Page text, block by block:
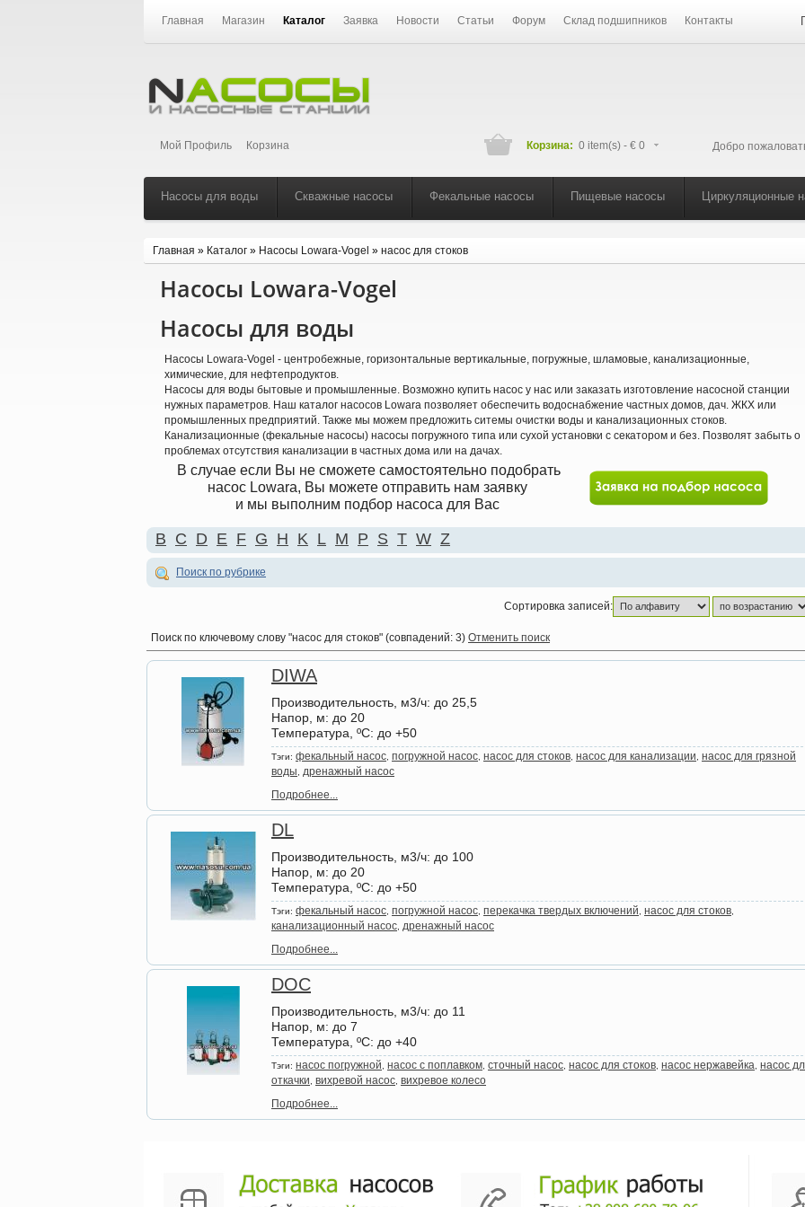
Главная Магазин Каталог Заявка Новости Статьи Форум Склад подшипников Контакты
Мой Профиль Корзина Добро
Корзина: 0 item(s) - € 0
Насосы для воды Скважные насосы Фекальные насосы Пищевые насосы Циркуляционные
Главная » Каталог » Насосы Lowara-Vogel » насос для стоков
Насосы Lowara-Vogel
Насосы для воды
Насосы Lowara-Vogel - центробежные, горизонтальные вертикальные, погружные, шламовые, канализационные,
химические, для нефтепродуктов.
Насосы для воды бытовые и промышленные. Возможно купить насос у нас или заказать изготовление насосной станции
нужных параметров. Наш каталог насосов Lowara позволяет обеспечить водоснабжение частных домов, дач. ЖКХ или
промышленных предприятий. Также мы можем предложить ситемы очистки воды и канализационных стоков.
Канализационные (фекальные насосы) насосы погружного типа или сухой установки с секатором и без. Позволят забыть о
проблемах отсутствия канализации в частных дома или на дачах.
В случае если Вы не сможете самостоятельно подобрать
насос Lowara, Вы можете отправить нам заявку
и мы выполним подбор насоса для Вас
B C D E F G H K L M P S T W Z
Поиск по рубрике
Сортировка записей:
Поиск по ключевому слову "насос для стоков" (совпадений: 3) Отменить поиск
DIWA
Производительность, м3/ч: до 25,5
Напор, м: до 20
Температура, ºС: до +50
Тэги: фекальный насос погружной насос насос для стоков насос для канализации насос для грязной
воды дренажный насос
Подробнее...
DL
Производительность, м3/ч: до 100
Напор, м: до 20
Температура, ºС: до +50
Тэги: фекальный насос погружной насос перекачка твердых включений насос для стоков
канализационный насос дренажный насос
Подробнее...
DOC
Производительность, м3/ч: до 11
Напор, м: до 7
Температура, ºС: до +40
Тэги: насос погружной насос с поплавком сточный насос насос для стоков насос нержавейка насос
откачки вихревой насос вихревое колесо
Подробнее...